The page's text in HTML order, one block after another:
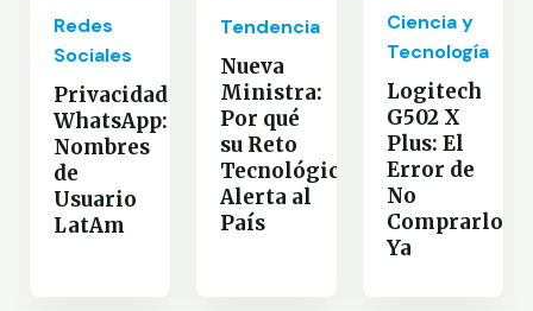
Redes
Sociales
Privacidad
WhatsApp:
Nombres
de
Usuario
LatAm
Tendencia
Nueva
Ministra:
Por qué
su Reto
Tecnológico
Alerta al
País
Ciencia y
Tecnología
Logitech
G502 X
Plus: El
Error de
No
Comprarlo
Ya